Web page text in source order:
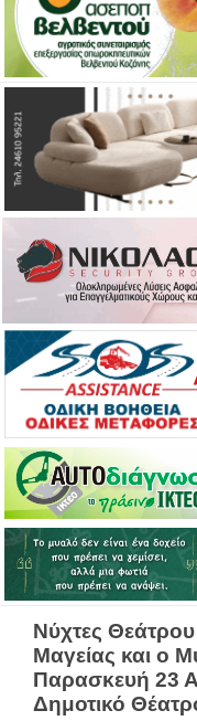
Νύχτες
Μαγείας και ο
Παρασκευή 23
Δημοτικό